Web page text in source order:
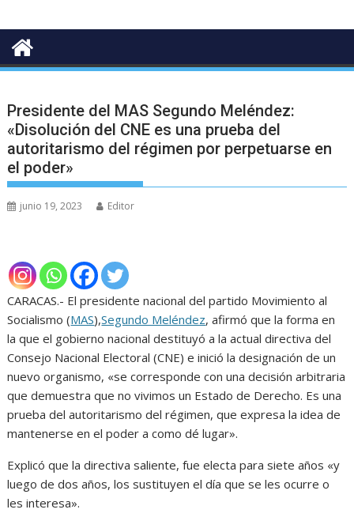
Presidente del MAS Segundo Meléndez:
«Disolución del CNE es una prueba del
autoritarismo del régimen por perpetuarse en
el poder»
junio 19, 2023 Editor
CARACAS.- El presidente nacional del partido Movimiento al
Socialismo (MAS),Segundo Meléndez, afirmó que la forma en
la que el gobierno nacional destituyó a la actual directiva del
Consejo Nacional Electoral (CNE) e inició la designación de un
nuevo organismo, «se corresponde con una decisión arbitraria
que demuestra que no vivimos un Estado de Derecho. Es una
prueba del autoritarismo del régimen, que expresa la idea de
mantenerse en el poder a como dé lugar».
Explicó que la directiva saliente, fue electa para siete años «y
luego de dos años, los sustituyen el día que se les ocurre o
les interesa».